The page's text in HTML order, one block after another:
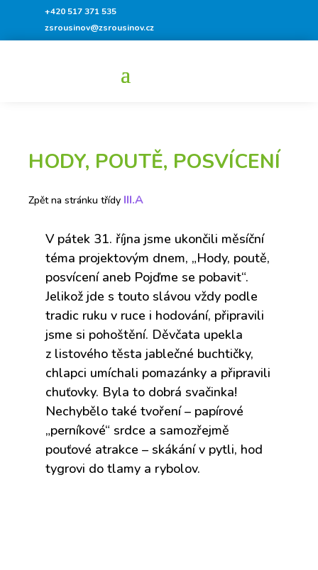
+420 517 371 535
zsrousinov@zsrousinov.cz
HODY, POUTĚ, POSVÍCENÍ
Zpět na stránku třídy III.A
V pátek 31. října jsme ukončili měsíční
téma projektovým dnem, „Hody, poutě,
posvícení aneb Pojďme se pobavit“.
Jelikož jde s touto slávou vždy podle
tradic ruku v ruce i hodování, připravili
jsme si pohoštění. Děvčata upekla
z listového těsta jablečné buchtičky,
chlapci umíchali pomazánky a připravili
chuťovky. Byla to dobrá svačinka!
Nechybělo také tvoření – papírové
„perníkové“ srdce a samozřejmě
pouťové atrakce – skákání v pytli, hod
tygrovi do tlamy a rybolov.